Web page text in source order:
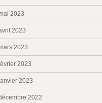
2023
2023
2023
2023
2023
2022